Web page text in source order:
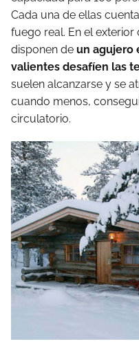
Cada una de ellas
fuego real. En el exterior
disponen de un agujero
valientes desafíen las
suelen alcanzarse y se
cuando menos,
circulatorio.